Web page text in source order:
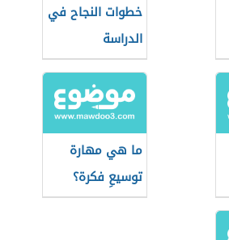
خطوات النجاح في
الدراسة
ما هي مهارة
توسيعِ فكرة؟